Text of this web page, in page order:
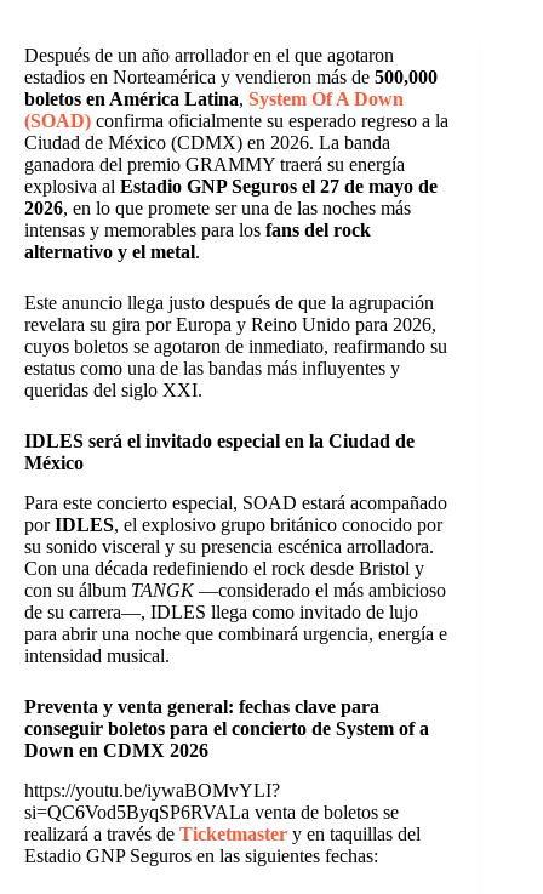
Después de un año arrollador en el que agotaron
estadios en Norteamérica y vendieron más de 500,000
boletos en América Latina, System Of A Down
(SOAD) confirma oficialmente su esperado regreso a la
Ciudad de México (CDMX) en 2026. La banda
ganadora del premio GRAMMY traerá su energía
explosiva al Estadio GNP Seguros el 27 de mayo de
2026, en lo que promete ser una de las noches más
intensas y memorables para los fans del rock
alternativo y el metal.
Este anuncio llega justo después de que la agrupación
revelara su gira por Europa y Reino Unido para 2026,
cuyos boletos se agotaron de inmediato, reafirmando su
estatus como una de las bandas más influyentes y
queridas del siglo XXI.
IDLES será el invitado especial en la Ciudad de
México
Para este concierto especial, SOAD estará acompañado
porIDLES, el explosivo grupo británico conocido por
su sonido visceral y su presencia escénica arrolladora.
Con una década redefiniendo el rock desde Bristol y
con su álbum TANGK—considerado el más ambicioso
de su carrera—, IDLES llega como invitado de lujo
para abrir una noche que combinará urgencia, energía e
intensidad musical.
Preventa y venta general: fechas clave para
conseguir boletos para el concierto de System of a
Down en CDMX 2026
https://youtu.be/iywaBOMvYLI?
si=QC6Vod5ByqSP6RVALa venta de boletos se
realizará a través de Ticketmaster y en taquillas del
Estadio GNP Seguros en las siguientes fechas: